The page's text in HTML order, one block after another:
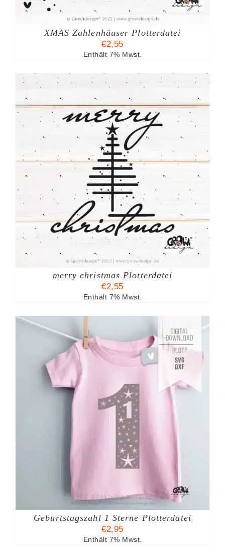
XMAS Zahlenhäuser Plotterdatei
€2,55
Enthält 7% Mwst.
merry christmas Plotterdatei
€2,55
Enthält 7% Mwst.
Geburtstagszahl 1 Sterne Plotterdatei
€2,95
Enthält 7% Mwst.